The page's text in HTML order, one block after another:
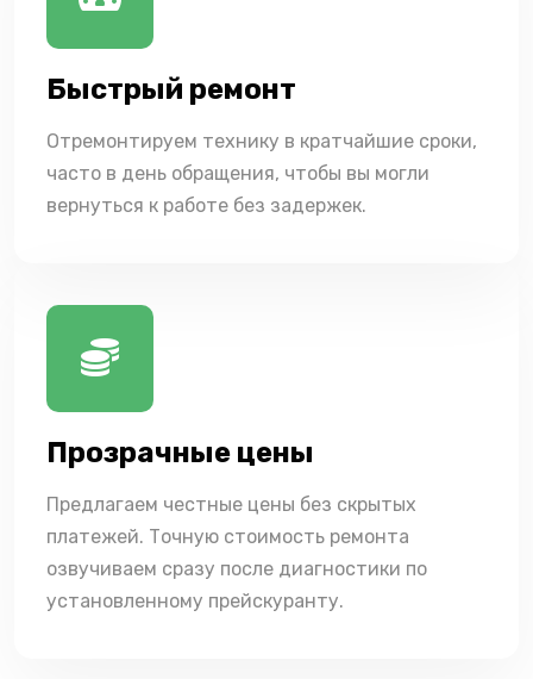
Быстрый ремонт
Отремонтируем технику в кратчайшие сроки,
часто в день обращения, чтобы вы могли
вернуться к работе без задержек.
Прозрачные цены
Предлагаем честные цены без скрытых
платежей. Точную стоимость ремонта
озвучиваем сразу после диагностики по
установленному прейскуранту.